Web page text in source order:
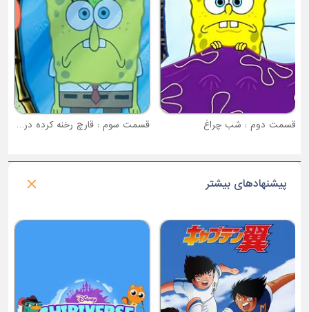
قسمت دوم : شب چراغ قسمت سوم : قارچ رخنه کرده در میان ما
پیشنهادهای بیشتر